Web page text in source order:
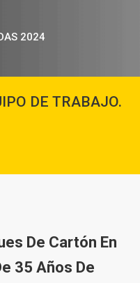
2024
DE TRABAJO.
De Cartón En
35 Años De